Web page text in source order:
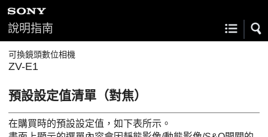
說明指南
可換鏡頭數位相機
ZV-E1
預設設定值清單（對焦）
在購買時的預設設定值，如下表所示。